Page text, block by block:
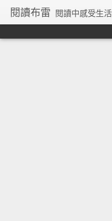
閱讀布雷 閱讀中感受生